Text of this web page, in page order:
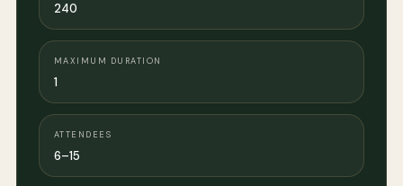
240
MAXIMUM DURATION
1
ATTENDEES
6–15